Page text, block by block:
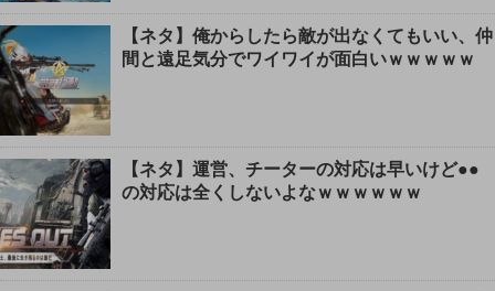
【ネタ】俺からしたら敵が出なくてもいい、仲
間と遠足気分でワイワイが面白いｗｗｗｗｗ
【ネタ】運営、チーターの対応は早いけど●●
の対応は全くしないよなｗｗｗｗｗｗ